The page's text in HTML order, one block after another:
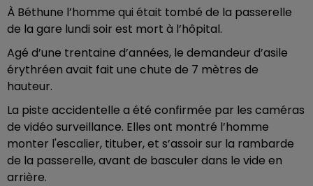
À Béthune l’homme qui était tombé de la passerelle
de la gare lundi soir est mort à l’hôpital.
Agé d’une trentaine d’années, le demandeur d’asile
érythréen avait fait une chute de 7 mètres de
hauteur.
La piste accidentelle a été confirmée par les caméras
de vidéo surveillance. Elles ont montré l’homme
monter l'escalier, tituber, et s’assoir sur la rambarde
de la passerelle, avant de basculer dans le vide en
arrière.